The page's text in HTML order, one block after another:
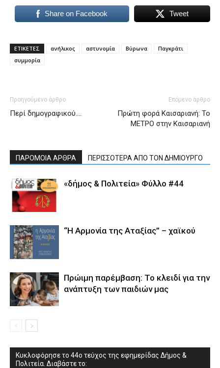
Share on Facebook Tweet
ΕΤΙΚΕΤΕΣ ανήλικος αστυνομία Βύρωνα
Παγκράτι
συμμορία
Προηγούμενο άρθρο
Περί δημογραφικού….
Επόμενο άρθρο
Πρώτη φορά Καισαριανή: Το
ΜΕΤΡΟ στην Καισαριανή
ΠΑΡΟΜΟΙΑ ΑΡΘΡΑ ΠΕΡΙΣΣΟΤΕΡΑ ΑΠΟ ΤΟΝ ΔΗΜΙΟΥΡΓΟ
«δήμος & Πολιτεία» Φύλλο #44
“Η Αρμονία της Αταξίας” – χαϊκού
Πρώιμη παρέμβαση: Το κλειδί για την
ανάπτυξη των παιδιών µας
Κυκλοφόρησε το 44ο τεύχος της εφημερίδας Δήμος &
Πολιτεία. Διαβάστε το: